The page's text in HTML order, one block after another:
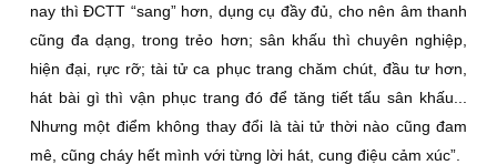
nay thì ÐCTT “sang” hơn, dụng cụ đầy đủ, cho nên âm thanh
cũng đa dạng, trong trẻo hơn; sân khấu thì chuyên nghiệp,
hiện đại, rực rỡ; tài tử ca phục trang chăm chút, đầu tư hơn,
hát bài gì thì vận phục trang đó để tăng tiết tấu sân khấu...
Nhưng một điểm không thay đổi là tài tử thời nào cũng đam
mê, cũng cháy hết mình với từng lời hát, cung điệu cảm xúc”.